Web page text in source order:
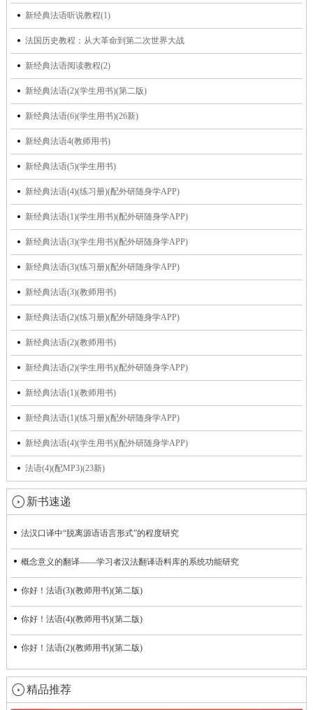
新经典法语听说教程(1)
法国历史教程：从大革命到第二次世界大战
新经典法语阅读教程(2)
新经典法语(2)(学生用书)(第二版)
新经典法语(6)(学生用书)(26新)
新经典法语4(教师用书)
新经典法语(5)(学生用书)
新经典法语(4)(练习册)(配外研随身学APP)
新经典法语(1)(学生用书)(配外研随身学APP)
新经典法语(3)(学生用书)(配外研随身学APP)
新经典法语(3)(练习册)(配外研随身学APP)
新经典法语(3)(教师用书)
新经典法语(2)(练习册)(配外研随身学APP)
新经典法语(2)(教师用书)
新经典法语(2)(学生用书)(配外研随身学APP)
新经典法语(1)(教师用书)
新经典法语(1)(练习册)(配外研随身学APP)
新经典法语(4)(学生用书)(配外研随身学APP)
法语(4)(配MP3)(23新)
新书速递
法汉口译中“脱离源语语言形式”的程度研究
概念意义的翻译——学习者汉法翻译语料库的系统功能研究
你好！法语(3)(教师用书)(第二版)
你好！法语(4)(教师用书)(第二版)
你好！法语(2)(教师用书)(第二版)
精品推荐